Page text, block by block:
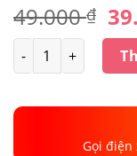
49.000₫
là:
Số lượng
Gọi điện